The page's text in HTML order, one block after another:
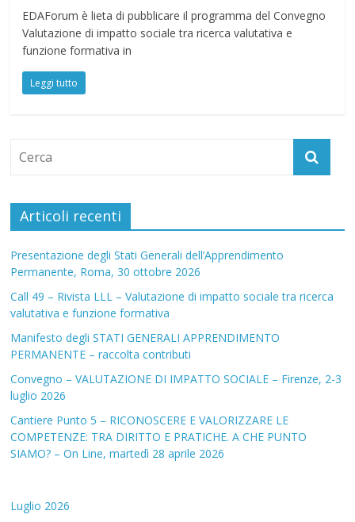
EDAForum è lieta di pubblicare il programma del Convegno
Valutazione di impatto sociale tra ricerca valutativa e
funzione formativa in
Leggi tutto
Articoli recenti
Presentazione degli Stati Generali dell’Apprendimento
Permanente, Roma, 30 ottobre 2026
Call 49 – Rivista LLL – Valutazione di impatto sociale tra ricerca
valutativa e funzione formativa
Manifesto degli STATI GENERALI APPRENDIMENTO
PERMANENTE – raccolta contributi
Convegno – VALUTAZIONE DI IMPATTO SOCIALE – Firenze, 2-3
luglio 2026
Cantiere Punto 5 – RICONOSCERE E VALORIZZARE LE
COMPETENZE: TRA DIRITTO E PRATICHE. A CHE PUNTO
SIAMO? – On Line, martedì 28 aprile 2026
Luglio 2026